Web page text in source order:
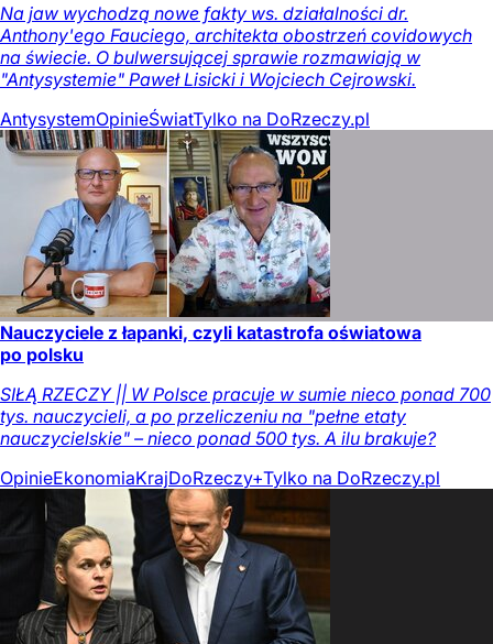
Na jaw wychodzą nowe fakty ws. działalności dr.
Anthony'ego Fauciego, architekta obostrzeń covidowych
na świecie. O bulwersującej sprawie rozmawiają w
"Antysystemie" Paweł Lisicki i Wojciech Cejrowski.
AntysystemOpinieŚwiatTylko na DoRzeczy.pl
Nauczyciele z łapanki, czyli katastrofa oświatowa
po polsku
SIŁĄ RZECZY || W Polsce pracuje w sumie nieco ponad 700
tys. nauczycieli, a po przeliczeniu na "pełne etaty
nauczycielskie" – nieco ponad 500 tys. A ilu brakuje?
OpinieEkonomiaKrajDoRzeczy+Tylko na DoRzeczy.pl